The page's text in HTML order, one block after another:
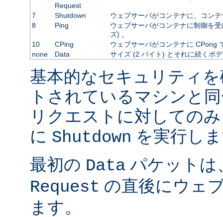
Request
7 Shutdown
ウェブサーバがコンテナに、コン
8
Ping
ウェブサーバがコンテナに制御を
ズ) 。
10
CPing
ウェブサーバがコンテナに CPong
none
Data サイズ (2 バイト) とそれに続くボ
基本的なセキュリティ
トされているマシンと
リクエストに対しての
に Shutdown を実行し
最初の Data パケットは
Request の直後にウェ
ます。